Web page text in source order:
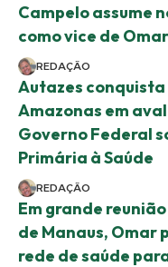
Campelo assume
como vice de
REDAÇÃO
Autazes conquista
Amazonas em
Governo Federal
Primária à Saúde
REDAÇÃO
Em grande
de Manaus, Omar
rede de saúde